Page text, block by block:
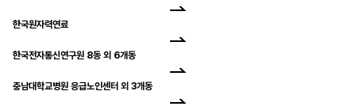
한국원자력연료
한국전자통신연구원 8동 외 6개동
충남대학교병원 응급노인센터 외 3개동